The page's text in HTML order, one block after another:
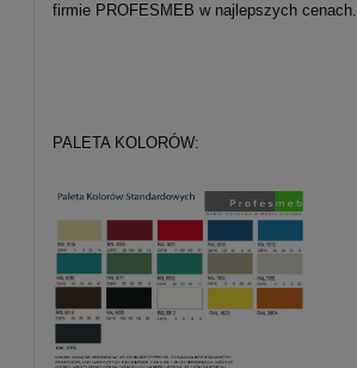
firmie PROFESMEB w najlepszych cenach.
PALETA KOLORÓW: